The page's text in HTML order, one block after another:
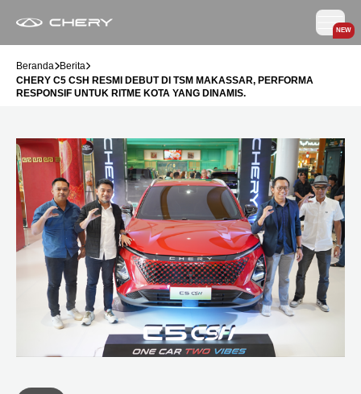
NEW
Beranda Berita
CHERY C5 CSH RESMI DEBUT DI TSM MAKASSAR, PERFORMA
RESPONSIF UNTUK RITME KOTA YANG DINAMIS.